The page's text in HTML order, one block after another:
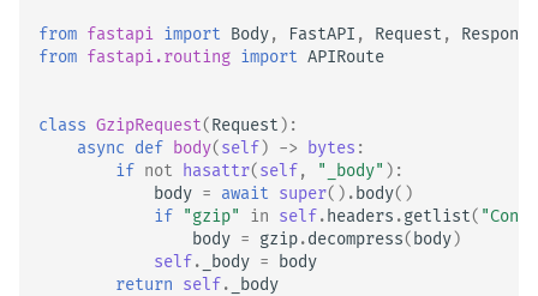
from fastapi import Body, FastAPI , Request ,
Response
from fastapi.routing import APIRoute
class GzipRequest(Request ):
async def body(self) -> bytes :
if not hasattr(self, "_body" ):
body = await super() . body()
if "gzip" in self. headers .getlist(
body = gzip.decompress( body)
self. _body =
body
return self. _body